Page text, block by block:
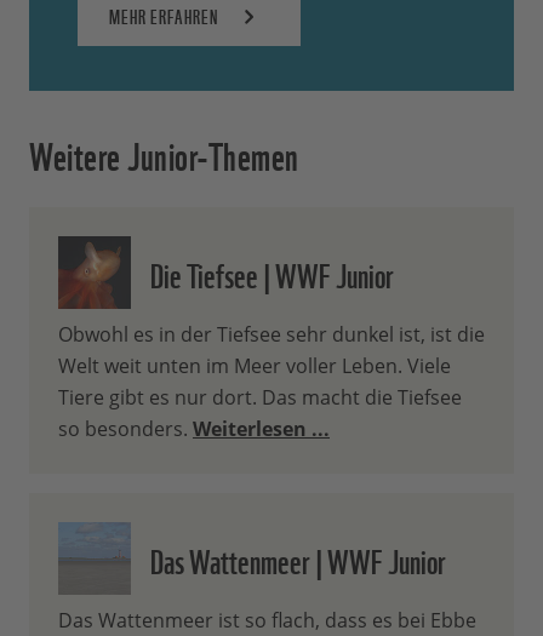
MEHR ERFAHREN
Weitere Junior-Themen
Die Tiefsee | WWF Junior
Obwohl es in der Tiefsee sehr dunkel ist, ist die
Welt weit unten im Meer voller Leben. Viele
Tiere gibt es nur dort. Das macht die Tiefsee
so besonders. Weiterlesen ...
Das Wattenmeer | WWF Junior
Das Wattenmeer ist so flach, dass es bei Ebbe